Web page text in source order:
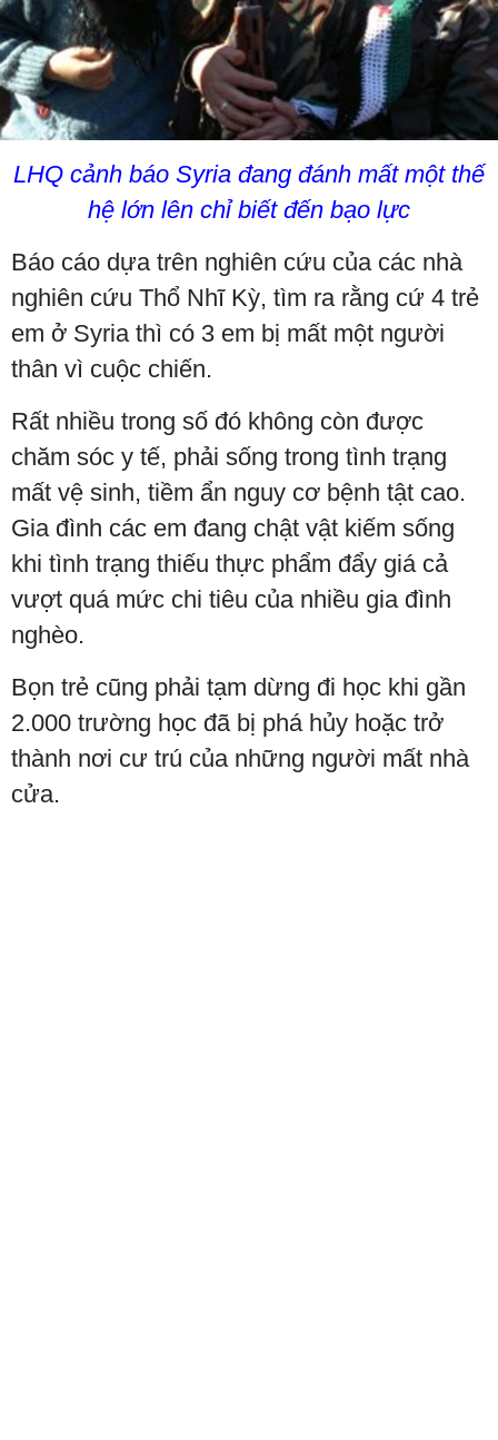
LHQ cảnh báo Syria đang đánh mất một thế
hệ lớn lên chỉ biết đến bạo lực
Báo cáo dựa trên nghiên cứu của các nhà
nghiên cứu Thổ Nhĩ Kỳ, tìm ra rằng cứ 4 trẻ
em ở Syria thì có 3 em bị mất một người
thân vì cuộc chiến.
Rất nhiều trong số đó không còn được
chăm sóc y tế, phải sống trong tình trạng
mất vệ sinh, tiềm ẩn nguy cơ bệnh tật cao.
Gia đình các em đang chật vật kiếm sống
khi tình trạng thiếu thực phẩm đẩy giá cả
vượt quá mức chi tiêu của nhiều gia đình
nghèo.
Bọn trẻ cũng phải tạm dừng đi học khi gần
2.000 trường học đã bị phá hủy hoặc trở
thành nơi cư trú của những người mất nhà
cửa.